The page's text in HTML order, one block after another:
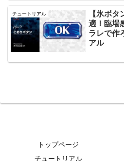
チュートリアル
【氷ボ
適！臨場
ラレで作
アル
トップページ
チュートリアル